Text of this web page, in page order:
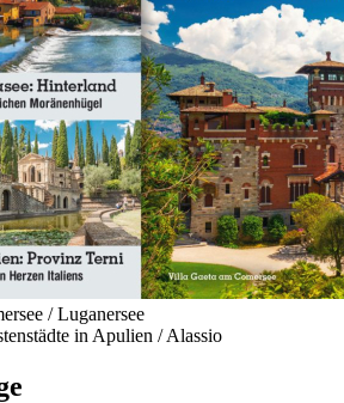
2023/3
Maremma
Arezzo
Gardasee / Ledrosee
/ Luganersee
in Apulien / Alassio